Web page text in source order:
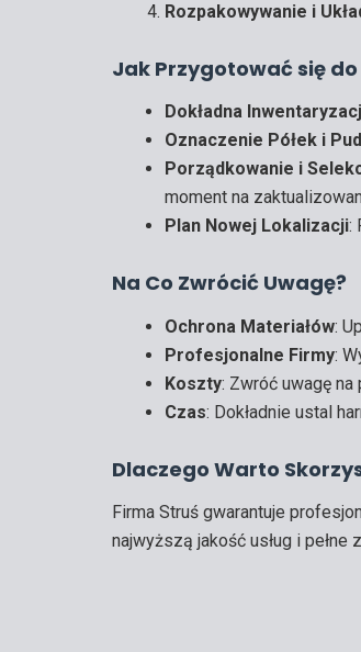
Rozpakowywanie i
Jak Przygotować się
Dokładna
Oznaczenie Półek i
Porządkowanie i
moment na
Plan Nowej Lokalizacji:
Na Co Zwrócić Uwagę?
Ochrona Materiałów:
Profesjonalne Firmy:
Koszty: Zwróć uwagę
Czas: Dokładnie ustal
Dlaczego Warto
Firma Struś gwarantuje
najwyższą jakość usług i pełne